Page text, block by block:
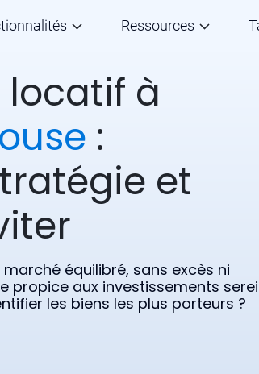
Ressources
à
:
et
équilibré, sans excès ni
propice aux investissements
les biens les plus porteurs ?